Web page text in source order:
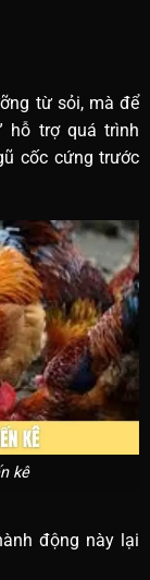
từ sỏi, mà để
hỗ trợ quá trình
cốc cứng trước
kê
động này lại